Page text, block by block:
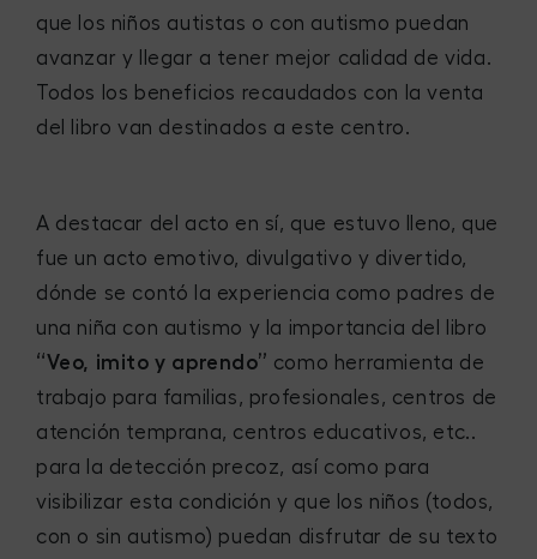
que los niños autistas o con autismo puedan
avanzar y llegar a tener mejor calidad de vida.
Todos los beneficios recaudados con la venta
del libro van destinados a este centro.
A destacar del acto en sí, que estuvo lleno, que
fue un acto emotivo, divulgativo y divertido,
dónde se contó la experiencia como padres de
una niña con autismo y la importancia del libro
“Veo, imito y aprendo” como herramienta de
trabajo para familias, profesionales, centros de
atención temprana, centros educativos, etc..
para la detección precoz, así como para
visibilizar esta condición y que los niños (todos,
con o sin autismo) puedan disfrutar de su texto